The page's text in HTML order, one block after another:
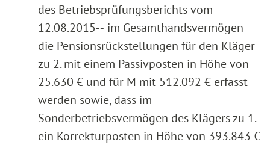
des Betriebsprüfungsberichts vom
12.08.2015‑‑ im Gesamthandsvermögen
die Pensionsrückstellungen für den Kläger
zu 2. mit einem Passivposten in Höhe von
25.630 € und für M mit 512.092 € erfasst
werden sowie, dass im
Sonderbetriebsvermögen des Klägers zu 1.
ein Korrekturposten in Höhe von 393.843 €